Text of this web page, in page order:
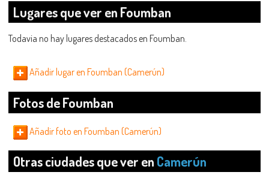
Lugares que ver en Foumban
Todavia no hay lugares destacados en Foumban.
Añadir lugar en Foumban (Camerún)
Fotos de Foumban
Añadir foto en Foumban (Camerún)
Otras ciudades que ver en Camerún